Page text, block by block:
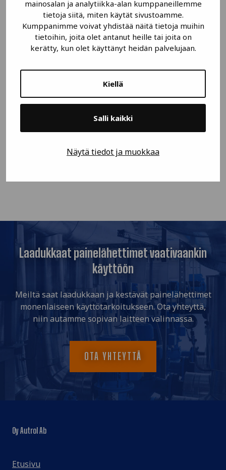
mainosalan ja analytiikka-alan kumppaneillemme
tietoja siitä, miten käytät sivustoamme.
Kumppanimme voivat yhdistää näitä tietoja muihin
tietoihin, joita olet antanut heille tai joita on
kerätty, kun olet käyttänyt heidän palvelujaan.
Kiellä
Salli kaikki
Näytä tiedot ja muokkaa
LUE LISÄÄ
Laadukkaat painelähettimet vaativaankin
käyttöön
Meiltä saat laadukkaan ja kestävät painelähettimet
monenlaiseen käyttötarkoitukseen. Ota yhteyttä,
niin autamme sopivan laitteen valinnassa.
OTA YHTEYTTÄ
Oy Autrol Ab
Etusivu